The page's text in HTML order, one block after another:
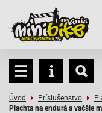
Úvod Príslušenstvo
Plachta na endurá a vačšie